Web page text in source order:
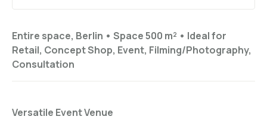
Entire space, Berlin • Space 500 m² • Ideal for
Retail, Concept Shop, Event, Filming/Photography,
Consultation
Versatile Event Venue